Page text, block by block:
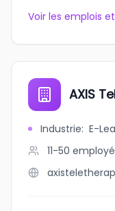
Voir les emplois
AXIS
Industrie: E-
11-50